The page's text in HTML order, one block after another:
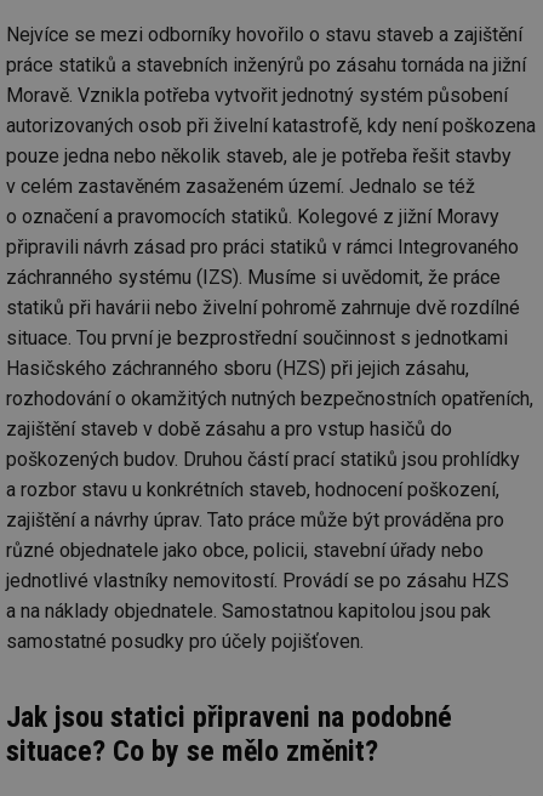
Nejvíce se mezi odborníky hovořilo o stavu staveb a zajištění
práce statiků a stavebních inženýrů po zásahu tornáda na jižní
Moravě. Vznikla potřeba vytvořit jednotný systém působení
autorizovaných osob při živelní katastrofě, kdy není poškozena
pouze jedna nebo několik staveb, ale je potřeba řešit stavby
v celém zastavěném zasaženém území. Jednalo se též
o označení a pravomocích statiků. Kolegové z jižní Moravy
připravili návrh zásad pro práci statiků v rámci Integrovaného
záchranného systému (IZS). Musíme si uvědomit, že práce
statiků při havárii nebo živelní pohromě zahrnuje dvě rozdílné
situace. Tou první je bezprostřední součinnost s jednotkami
Hasičského záchranného sboru (HZS) při jejich zásahu,
rozhodování o okamžitých nutných bezpečnostních opatřeních,
zajištění staveb v době zásahu a pro vstup hasičů do
poškozených budov. Druhou částí prací statiků jsou prohlídky
a rozbor stavu u konkrétních staveb, hodnocení poškození,
zajištění a návrhy úprav. Tato práce může být prováděna pro
různé objednatele jako obce, policii, stavební úřady nebo
jednotlivé vlastníky nemovitostí. Provádí se po zásahu HZS
a na náklady objednatele. Samostatnou kapitolou jsou pak
samostatné posudky pro účely pojišťoven.
Jak jsou statici připraveni na podobné
situace? Co by se mělo změnit?